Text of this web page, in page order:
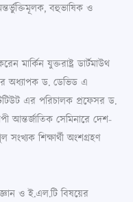
বহুভাষিক ও
মার্কিন যুক্তরাষ্ট্র ডার্টমাউথ
অধ্যাপক ড. ডেভিড এ
এর পরিচালক প্রফেসর ড.
আন্তর্জাতিক সেমিনারে দেশ-
সংখ্যক শিক্ষার্থী অংশগ্রহণ
ও ই.এল.টি বিষয়ের